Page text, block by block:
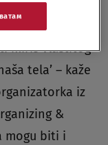
miris vlastitog
tela’ – kaže
iz
&
mogu biti i